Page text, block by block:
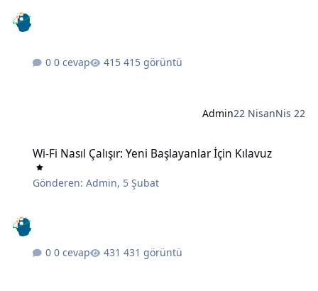
0 cevap 415 görüntü
Admin22 NisanNis 22
Wi-Fi Nasıl Çalışır: Yeni Başlayanlar İçin Kılavuz
Gönderen:Admin, 5 Şubat
0 cevap 431 görüntü